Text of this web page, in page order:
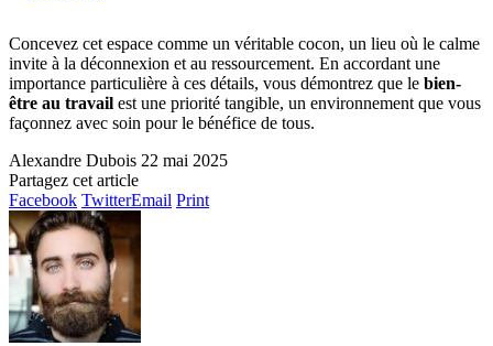
Concevez cet espace comme un véritable cocon, un lieu où le calme
invite à la déconnexion et au ressourcement. En accordant une
importance particulière à ces détails, vous démontrez que le bien-
être au travail est une priorité tangible, un environnement que vous
façonnez avec soin pour le bénéfice de tous.
Alexandre Dubois 22 mai 2025
Partagez cet article
Facebook TwitterEmail Print